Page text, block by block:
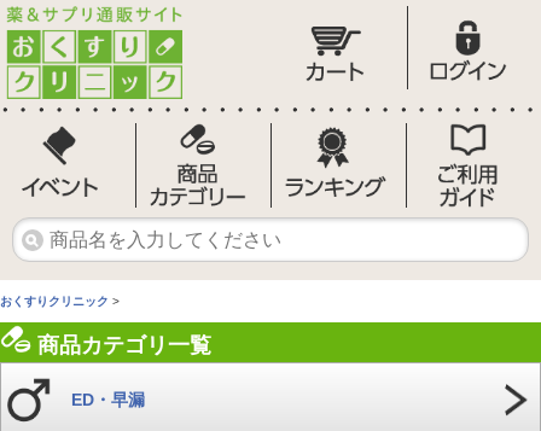
おくすりクリニック >
商品カテゴリ一覧
ED・早漏